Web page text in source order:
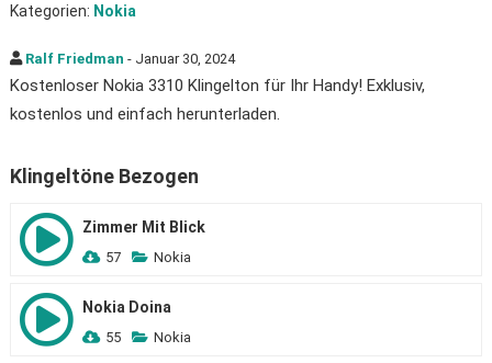
Kategorien: Nokia
Ralf Friedman - Januar 30, 2024
Kostenloser Nokia 3310 Klingelton für Ihr Handy! Exklusiv,
kostenlos und einfach herunterladen.
Klingeltöne Bezogen
Zimmer Mit Blick
57 Nokia
Nokia Doina
55 Nokia